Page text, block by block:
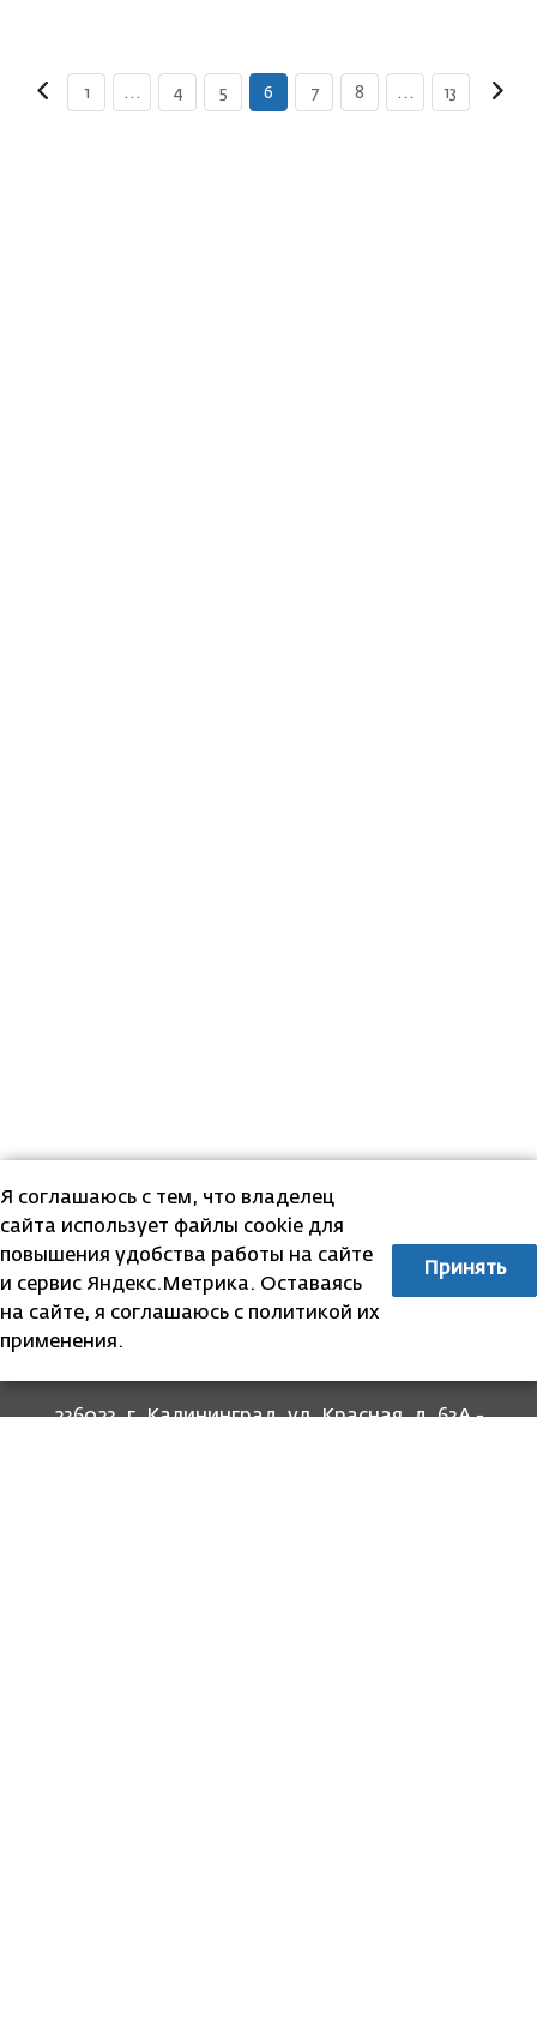
1 ... 4 5 6 7 8 ... 13
236023, г. Калининград, ул. Красная, д. 63А -
Я соглашаюсь с тем, что владелец
сайта использует файлы cookie для
повышения удобства работы на сайте
и сервис Яндекс.Метрика. Оставаясь
на сайте, я соглашаюсь с политикой их
применения.
Принять